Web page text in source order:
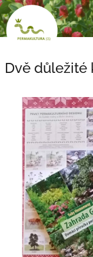
Přejít
na
obsah
Dvě důležité